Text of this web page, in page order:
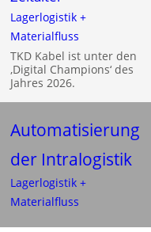
Lagerlogistik +
Materialfluss
TKD Kabel ist unter den
‚Digital Champions‘ des
Jahres 2026.
Automatisierung
der Intralogistik
Lagerlogistik +
Materialfluss